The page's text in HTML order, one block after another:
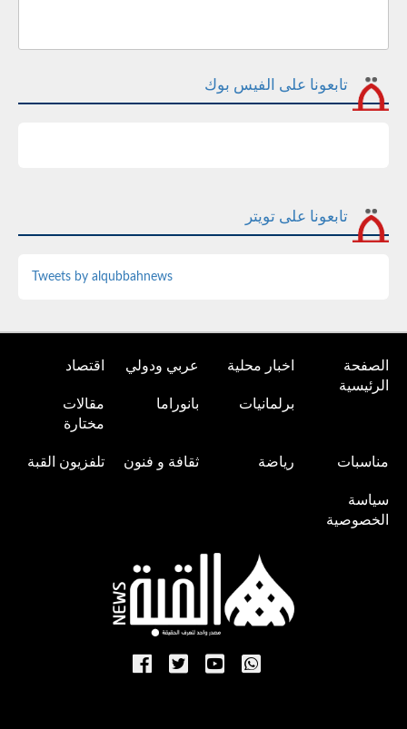
تابعونا على الفيس بوك
تابعونا على تويتر
Tweets by alqubbahnews
الصفحة
الرئيسية
اخبار محلية عربي ودولي اقتصاد
برلمانيات بانوراما
مقالات
مختارة
مناسبات رياضة ثقافة و فنون تلفزيون القبة
سياسة
الخصوصية